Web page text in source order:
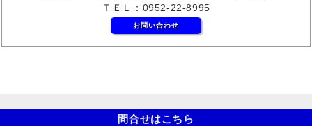
ＴＥＬ：0952-22-8995
お問い合わせ
問合せはこちら